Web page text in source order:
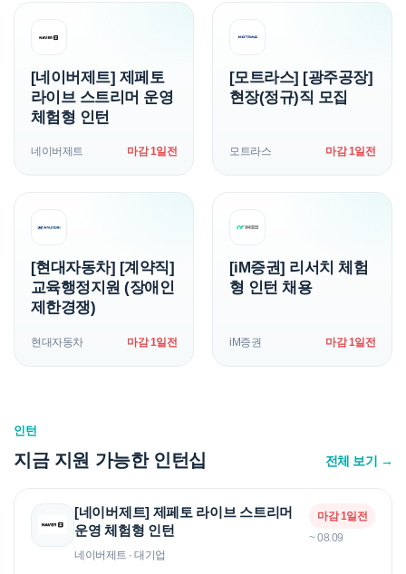
[네이버제트] 제페토
라이브 스트리머 운영
체험형 인턴
네이버제트 마감 1일전
[모트라스] [광주공장]
현장(정규)직 모집
모트라스 마감 1일전
[현대자동차] [계약직]
교육행정지원 (장애인
제한경쟁)
현대자동차 마감 1일전
[iM증권] 리서치 체험
형 인턴 채용
iM증권 마감 1일전
인턴
지금 지원 가능한 인턴십 전체 보기 →
[네이버제트] 제페토 라이브 스트리머
운영 체험형 인턴
네이버제트 · 대기업
마감 1일전
~ 08.09